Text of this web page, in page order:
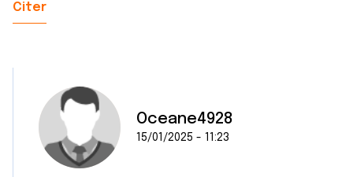
Citer
Oceane4928
15/01/2025 - 11:23